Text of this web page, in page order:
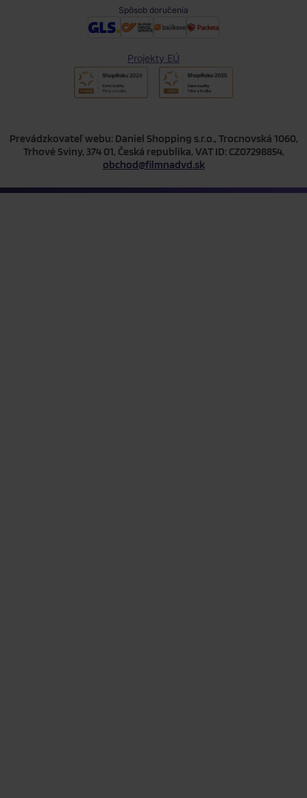
Spôsob doručenia
Projekty EÚ
Prevádzkovateľ webu: Daniel Shopping s.r.o., Trocnovská 1060,
Trhové Sviny, 374 01, Česká republika, VAT ID: CZ07298854,
obchod@filmnadvd.sk